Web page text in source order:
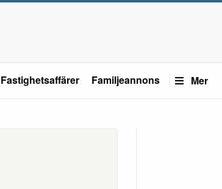
Fastighetsaffärer Familjeannons Mer